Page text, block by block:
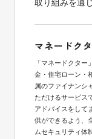
取り組みを通 じ
マネードク
「マネードクタ
金・住宅ローン・
属のファイナンシ
ただけるサービス
アドバイスをして
供ができるよう、
ムセキュリティ体